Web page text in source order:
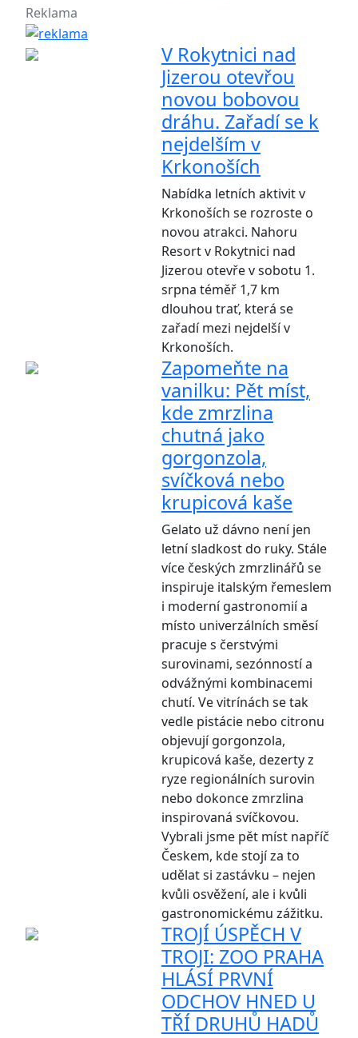
Reklama
V Rokytnici nad
Jizerou otevřou
novou bobovou
dráhu. Zařadí se k
nejdelším v
Krkonoších
Nabídka letních aktivit v
Krkonoších se rozroste o
novou atrakci. Nahoru
Resort v Rokytnici nad
Jizerou otevře v sobotu 1.
srpna téměř 1,7 km
dlouhou trať, která se
zařadí mezi nejdelší v
Krkonoších.
Zapomeňte na
vanilku: Pět míst,
kde zmrzlina
chutná jako
gorgonzola,
svíčková nebo
krupicová kaše
Gelato už dávno není jen
letní sladkost do ruky. Stále
více českých zmrzlinářů se
inspiruje italským řemeslem
i moderní gastronomií a
místo univerzálních směsí
pracuje s čerstvými
surovinami, sezónností a
odvážnými kombinacemi
chutí. Ve vitrínách se tak
vedle pistácie nebo citronu
objevují gorgonzola,
krupicová kaše, dezerty z
ryze regionálních surovin
nebo dokonce zmrzlina
inspirovaná svíčkovou.
Vybrali jsme pět míst napříč
Českem, kde stojí za to
udělat si zastávku – nejen
kvůli osvěžení, ale i kvůli
gastronomickému zážitku.
TROJÍ ÚSPĚCH V
TROJI: ZOO PRAHA
HLÁSÍ PRVNÍ
ODCHOV HNED U
TŘÍ DRUHŮ HADŮ